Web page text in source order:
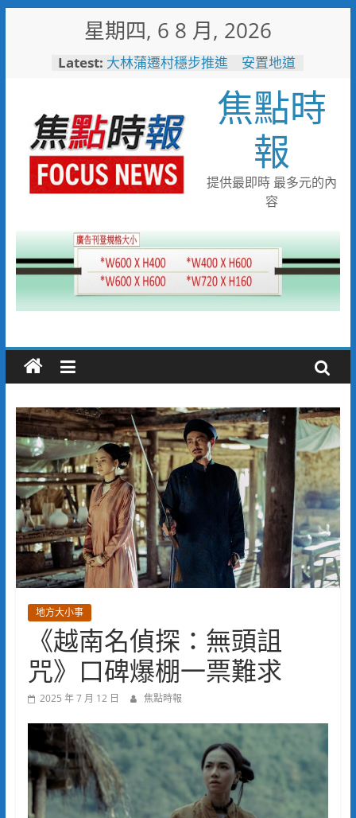
星期四, 6 8 月, 2026
Latest: 大林蒲遷村穩步推進 安置地道
「不好意思麻煩別人」惹人心
疼！鳳雄暖警化身守護者護送返
家
高雄水利局推水保闖關活動 親
子健走學防災拿好禮
台糖80週年推首款品牌IP「角
糖」 方糖變身萌角色重啟糖業
任意門 台中四大轉運中心啟
用邁向智慧新里程
焦點時
報
提供最即時 最多元的內
容
地方大小事
《越南名偵探：無頭詛
咒》口碑爆棚一票難求
2025 年 7 月 12 日 焦點時報